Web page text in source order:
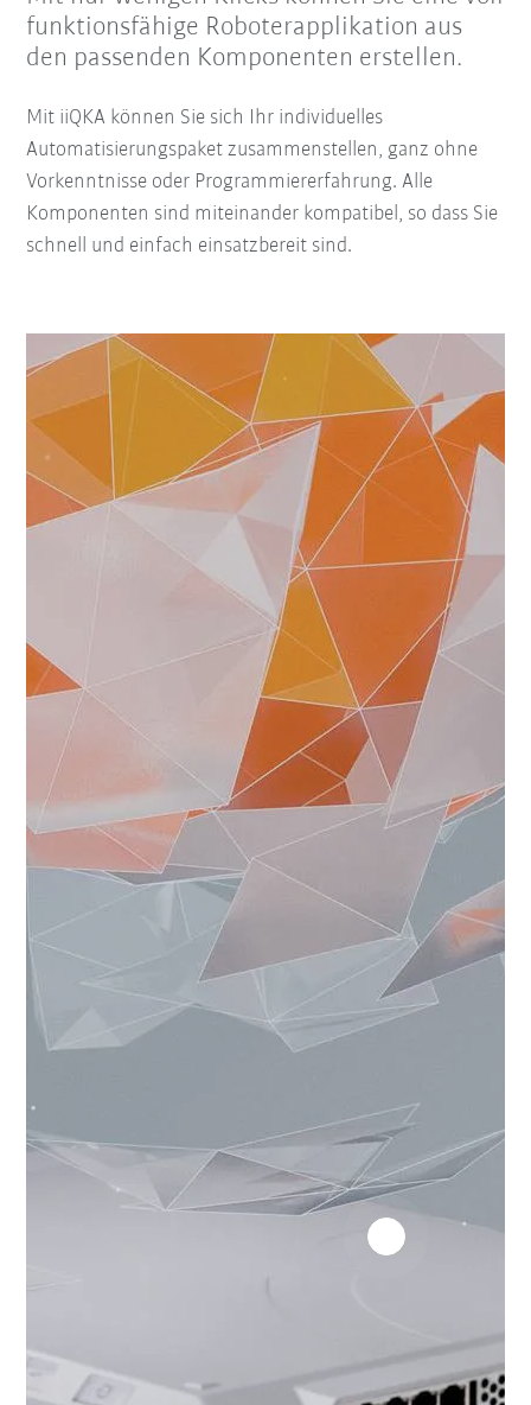
funktionsfähige Roboterapplikation aus
den passenden Komponenten erstellen.
Mit iiQKA können Sie sich Ihr individuelles
Automatisierungspaket zusammenstellen, ganz ohne
Vorkenntnisse oder Programmiererfahrung. Alle
Komponenten sind miteinander kompatibel, so dass Sie
schnell und einfach einsatzbereit sind.